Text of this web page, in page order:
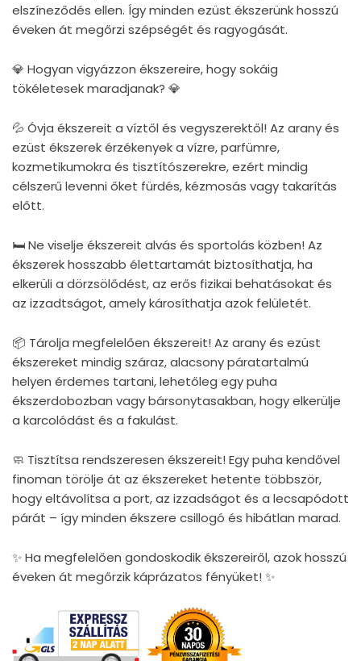
elszíneződés ellen. Így minden ezüst ékszerünk hosszú
éveken át megőrzi szépségét és ragyogását.
💎 Hogyan vigyázzon ékszereire, hogy sokáig
tökéletesek maradjanak? 💎
💦 Óvja ékszereit a víztől és vegyszerektől! Az arany és
ezüst ékszerek érzékenyek a vízre, parfümre,
kozmetikumokra és tisztítószerekre, ezért mindig
célszerű levenni őket fürdés, kézmosás vagy takarítás
előtt.
🛏 Ne viselje ékszereit alvás és sportolás közben! Az
ékszerek hosszabb élettartamát biztosíthatja, ha
elkerüli a dörzsölődést, az erős fizikai behatásokat és
az izzadtságot, amely károsíthatja azok felületét.
📦 Tárolja megfelelően ékszereit! Az arany és ezüst
ékszereket mindig száraz, alacsony páratartalmú
helyen érdemes tartani, lehetőleg egy puha
ékszerdobozban vagy bársonytasakban, hogy elkerülje
a karcolódást és a fakulást.
🧼 Tisztítsa rendszeresen ékszereit! Egy puha kendővel
finoman törölje át az ékszereket hetente többször,
hogy eltávolítsa a port, az izzadságot és a lecsapódott
párát – így minden ékszere csillogó és hibátlan marad.
✨ Ha megfelelően gondoskodik ékszereiről, azok hosszú
éveken át megőrzik káprázatos fényüket! ✨